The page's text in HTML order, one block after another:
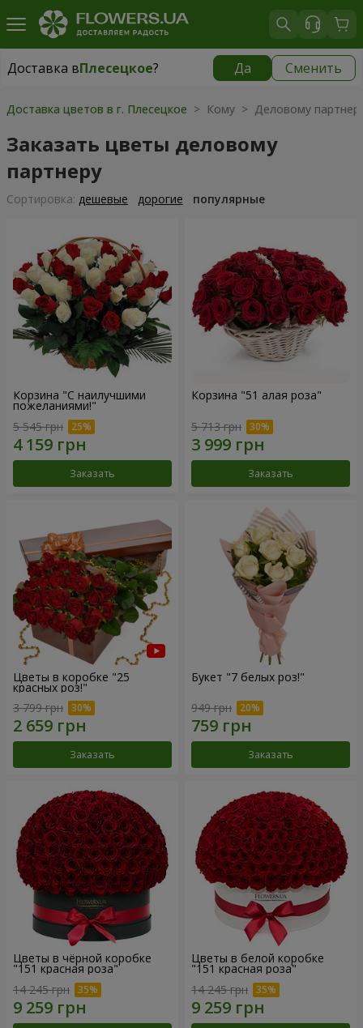
Доставка вПлесецкое? Да Сменить
Доставка вПлесецкое|
Доставка цветов в г. Плесецкое > Кому > Деловому
Заказать цветы деловому
партнеру
Cортировка: дешевые дорогие популярные
Корзина "С наилучшими
пожеланиями!"
5 545 грн
Заказать
Корзина "51 алая роза"
5 713 грн
Заказать
Цветы в коробке "25
красных роз!"
3 799 грн
Заказать
Букет "7 белых роз!"
949 грн
Заказать
Цветы в чёрной коробке
"151 красная роза"
14 245 грн
Цветы в белой коробке
"151 красная роза"
14 245 грн